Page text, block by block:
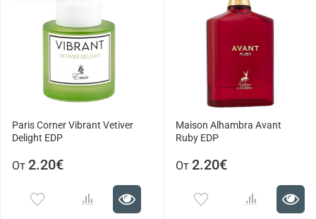
Paris Corner Vibrant Vetiver
Delight EDP
От 2.20€
Maison Alhambra Avant
Ruby EDP
От 2.20€